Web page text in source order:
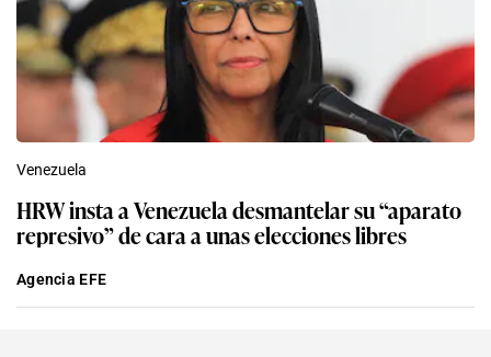
Venezuela
HRW insta a Venezuela desmantelar su “aparato
represivo” de cara a unas elecciones libres
Agencia EFE